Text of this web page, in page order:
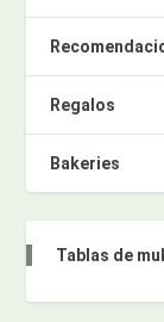
Regalos
Bakeries
Tablas de